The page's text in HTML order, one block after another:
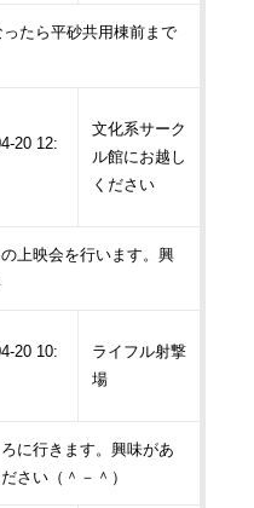
たら平砂共用棟前まで
20 12:
文化系サーク
ル館にお越し
ください
上映会を行います。興
20 10:
ライフル射撃
場
に行きます。興味があ
さい（＾－＾）